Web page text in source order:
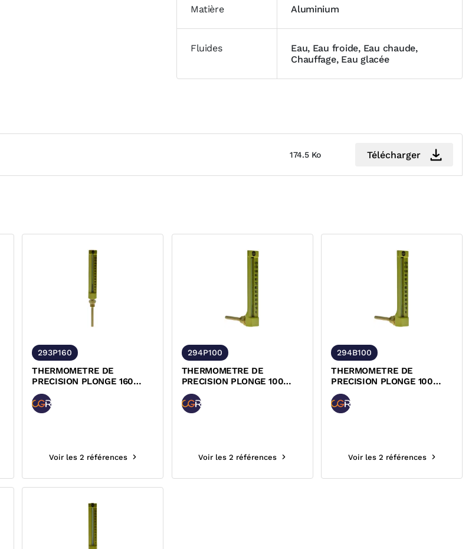
Matière Aluminium
Fluides
Eau, Eau froide, Eau chaude,
Chauffage, Eau glacée
174.5 Ko Télécharger
293P160
THERMOMETRE DE
PRECISION PLONGE 160
DROIT BOITIER ALUMINIUM
CGR
Voir les 2 références
294P100
THERMOMETRE DE
PRECISION PLONGE 100
EQUERRE BOITIER
ALUMINIUM CGR
Voir les 2 références
294B100
THERMOMETRE DE
PRECISION PLONGE 100
EQUERRE BOITIER
ALUMINIUM CGR
Voir les 2 références